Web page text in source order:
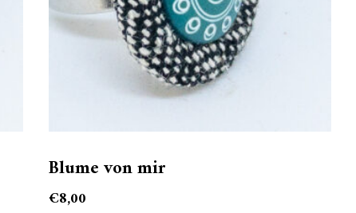
Blume von mir
€8,00